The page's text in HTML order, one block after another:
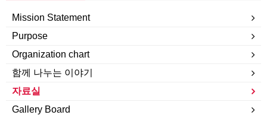
Mission Statement
Purpose
Organization chart
함께 나누는 이야기
자료실
Gallery Board